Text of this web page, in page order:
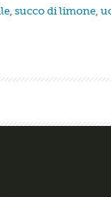
, succo di limone,